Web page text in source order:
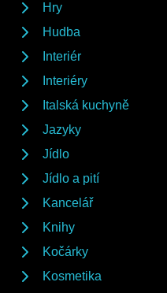
Hry
Hudba
Interiér
Interiéry
Italská kuchyně
Jazyky
Jídlo
Jídlo a pití
Kancelář
Knihy
Kočárky
Kosmetika